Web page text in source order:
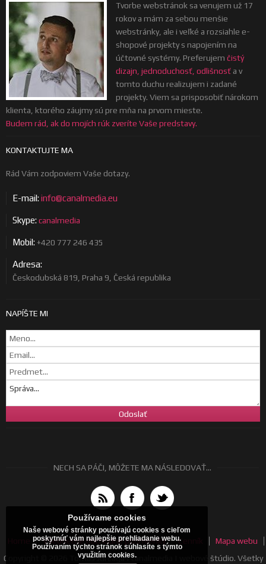
Tvorbe webstránok sa venujem už 17
rokov a mám za sebou menšie
webstránky, ale i veľké a rozsiahle e-
shopové projekty s napojením na
účtovné systémy. Preferujem čistý
dizajn, jednoduchosť, odlišnosť a v
tomto duchu realizujem i zadané
projekty. Viem sa prisposobiť nárokom
klienta, ktorého záujmy sú pre mňa na prvom mieste.
Budem rád, ak do mojích rúk zveríte Vaše predstavy.
KONTAKTUJTE MA
Rád Vám zodpoviem Vaše dotazy.
E-mail:info@canalmedia.eu
Skype:canalmedia
Mobil:+420 777 246 435
Adresa:
Českodubská 819, Praha 9, Česká republika
NAPÍŠTE MI
NECH SA PÁČI, MÔŽETE MA NÁSLEDOVAŤ...
Všeobecné obchodné podmienky Cenník
Mapa webu
Copyright © 2026 Tomáš Jurčaga | canalmedia | webové štúdio. Všetky
Používame cookies
Naše webové stránky používajú cookies s cieľom
poskytnúť vám najlepšie prehliadanie webu.
Používaním týchto stránok súhlasíte s týmto
využitím cookies.